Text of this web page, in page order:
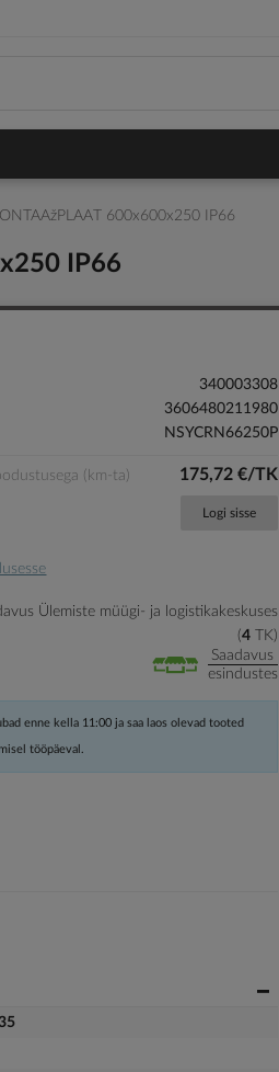
600x600x250 IP66
IP66
340003308
3606480211980
NSYCRN66250P
(km-ta) 175,72 €/TK
Logi sisse
Ülemiste müügi- ja logistikakeskuses
4
TK
Saadavus
esindustes
enne kella 11:00 ja saa laos olevad tooted
tööpäeval.